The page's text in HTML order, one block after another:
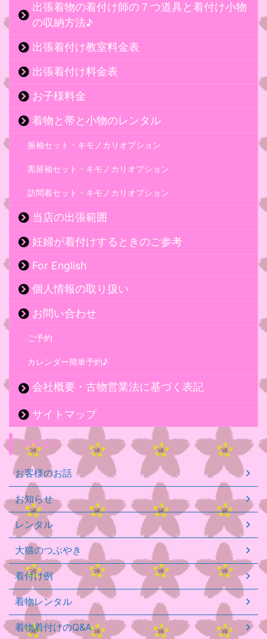
出張着物の着付け師の７つ道具と着付け小物
の収納方法♪
出張着付け教室料金表
出張着付け料金表
お子様料金
着物と帯と小物のレンタル
振袖セット・キモノカリオプション
黒留袖セット・キモノカリオプション
訪問着セット・キモノカリオプション
当店の出張範囲
妊婦が着付けするときのご参考
For English
個人情報の取り扱い
お問い合わせ
ご予約
カレンダー簡単予約♪
会社概要・古物営業法に基づく表記
サイトマップ
カテゴリ
お客様のお話
お知らせ
レンタル
大猫のつぶやき
着付け例
着物レンタル
着物着付けのQ&A